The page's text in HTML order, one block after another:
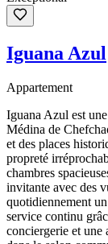
Iguana Azul
Appartement
Iguana Azul est
Médina de
et des places
propreté
chambres
invitante avec des
quotidiennement
service continu
conciergerie et une